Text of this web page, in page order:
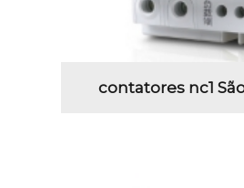
contatores nc1